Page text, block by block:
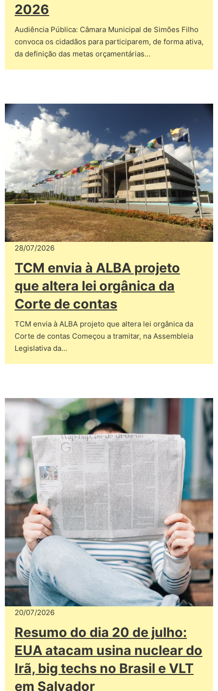
2026
Audiência Pública: Câmara Municipal de Simões Filho
convoca os cidadãos para participarem, de forma ativa,
da definição das metas orçamentárias…
28/07/2026
TCM envia à ALBA projeto
que altera lei orgânica da
Corte de contas
TCM envia à ALBA projeto que altera lei orgânica da
Corte de contas Começou a tramitar, na Assembleia
Legislativa da…
20/07/2026
Resumo do dia 20 de julho:
EUA atacam usina nuclear do
Irã, big techs no Brasil e VLT
em Salvador